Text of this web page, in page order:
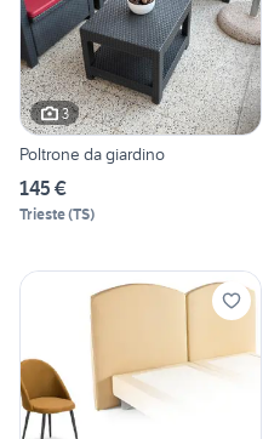
3
Poltrone da giardino
145 €
Trieste(TS)